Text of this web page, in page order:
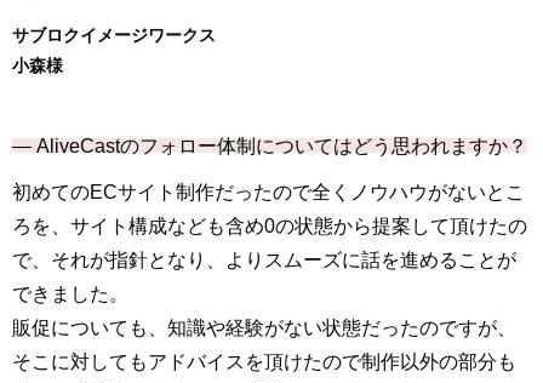
サブロクイメージワークス
小森様
― AliveCastのフォロー体制についてはどう思われますか？
初めてのECサイト制作だったので全くノウハウがないとこ
ろを、サイト構成なども含め0の状態から提案して頂けたの
で、それが指針となり、よりスムーズに話を進めることが
できました。
販促についても、知識や経験がない状態だったのですが、
そこに対してもアドバイスを頂けたので制作以外の部分も